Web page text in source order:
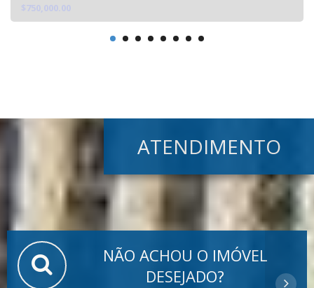
$750,000.00
ATENDIMENTO
NÃO ACHOU O IMÓVEL
DESEJADO?